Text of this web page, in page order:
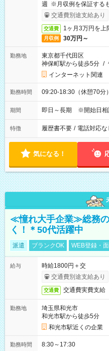
週 ※月収例を保証する
ービス利用可（利用条件
交通費別途支給あり
交通費 1ヶ月3万円を上
月収例 30万円～
勤務地
東京都千代田区
神保町駅から徒歩5分 /
インターネット関連
勤務時間 09:20-18:30（休憩70分
期間 即日～長期 ※開始日相
特徴 履歴書不要 / 電話対応な
気になる！
≪憧れ大手企業≫総務
く！＊50代活躍中
派遣 ブランクOK WEB登録・
給与
時給1800円＋交
交通費別途支給あり
交通費 交通費実費支給
勤務地
埼玉県和光市
和光市駅から徒歩5分
和光市駅近くの企業
勤務時間 8:30～17:30